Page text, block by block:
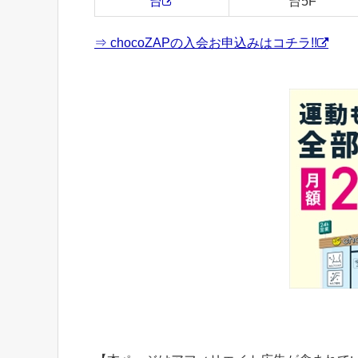
⇒ chocoZAPの入会お申込みはコチラ!!